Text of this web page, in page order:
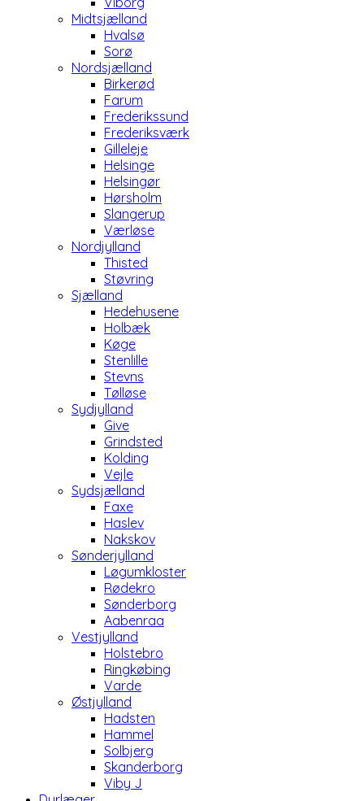
Midtsjælland
Hvalsø
Sorø
Nordsjælland
Birkerød
Farum
Frederikssund
Frederiksværk
Gilleleje
Helsinge
Helsingør
Hørsholm
Slangerup
Værløse
Nordjylland
Thisted
Støvring
Sjælland
Hedehusene
Holbæk
Køge
Stenlille
Stevns
Tølløse
Sydjylland
Give
Grindsted
Kolding
Vejle
Sydsjælland
Faxe
Haslev
Nakskov
Sønderjylland
Løgumkloster
Rødekro
Sønderborg
Aabenraa
Vestjylland
Holstebro
Ringkøbing
Varde
Østjylland
Hadsten
Hammel
Solbjerg
Skanderborg
Viby J